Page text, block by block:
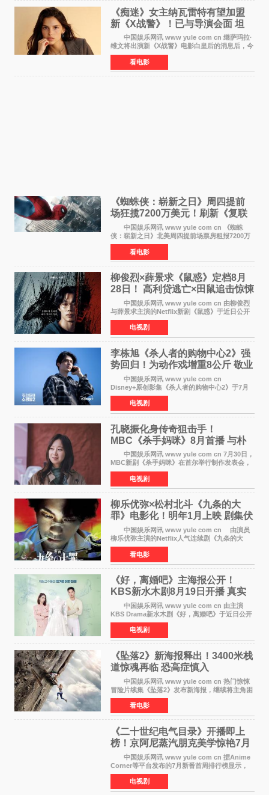
《痴迷》女主纳瓦雷特有望加盟
新《X战警》！已与导演会面 坦
言“魔形女一直很酷”
中国娱乐网讯 www yule com cn 继萨玛拉·
维文将出演新《X战警》电影白皇后的消息后，今
年暑期档大热恐怖片《痴迷》女主角印达·纳瓦雷
特也有望加盟这部备受瞩目的漫威新作——目前
还处于有
看电影
《蜘蛛侠：崭新之日》周四提前
场狂揽7200万美元！刷新《复联
4》保持影史纪录
中国娱乐网讯 www yule com cn 《蜘蛛
侠：崭新之日》北美周四提前场票房粗报7200万
美元，创下影史单片北美提前场票房新纪录——
此前该纪录由《复仇者联盟4：终局之战》的6000
万美元保持，本
看电影
柳俊烈×薛景求《鼠惑》定档8月
28日！ 高利贷逃亡×田鼠追击惊悚
来袭
中国娱乐网讯 www yule com cn 由柳俊烈
与薛景求主演的Netflix新剧《鼠惑》于近日公开
主海报，正式定档8月28日上线。 海报中，柳
俊烈与薛景求背对背站立，各自朝向相反方向，
幽暗的色调与
电视剧
李栋旭《杀人者的购物中心2》强
势回归！为动作戏增重8公斤 敬业
获赞
中国娱乐网讯 www yule com cn
Disney+原创影集《杀人者的购物中心2》于7月
22日正式上线，由男神李栋旭主演的郑进湾以2 0
完全体强势回归。该剧第一季曾被《纽约时报》
评选为全球最佳影集之一
电视剧
孔晓振化身传奇狙击手！
MBC《杀手妈咪》8月首播 与朴
恩斌展开收视对决
中国娱乐网讯 www yule com cn 7月30日，
MBC新剧《杀手妈咪》在首尔举行制作发表会，
主演孔晓振、郑准元、李相二、无真星、崔宇
成、李银泉等人一同出席，为新剧宣传造势。这
是孔晓振继《毛骨
电视剧
柳乐优弥×松村北斗《九条的大
罪》电影化！明年1月上映 剧集伏
笔将全面揭晓
中国娱乐网讯 www yule com cn 由演员
柳乐优弥主演的Netflix人气连续剧《九条的大
罪》正式宣布改编为电影，将于明年1月8日全国
上映。柳乐优弥与SixTONES松村北斗再度联
手，为观众带来这部
看电影
《好，离婚吧》主海报公开！
KBS新水木剧8月19日开播 真实
离婚体验记来袭
中国娱乐网讯 www yule com cn 由主演
KBS Drama新水木剧《好，离婚吧》于近日公开
主海报，正式进入开播倒计时。 海报中，男
女主角背对背站立，各自望向不同方向，中央的
空白与冷漠的表情
电视剧
《坠落2》新海报释出！3400米栈
道惊魂再临 恐高症慎入
中国娱乐网讯 www yule com cn 热门惊悚
冒险片续集《坠落2》发布新海报，继续将主角困
于绝境高处——这一次，是摇摇欲坠的徒步栈
道。该片将于今年9月2日北美上映，恐高症患者
请提前做好心理
看电影
《二十世纪电气目录》开播即上
榜！京阿尼蒸汽朋克美学惊艳7月
新番季
中国娱乐网讯 www yule com cn 据Anime
Corner等平台发布的7月新番首周排行榜显示，
由京都动画制作的《二十世纪电气目录》在多个
榜单中表现亮眼，位列AniLab全球TOP10第十
名。该剧改编自结
电视剧